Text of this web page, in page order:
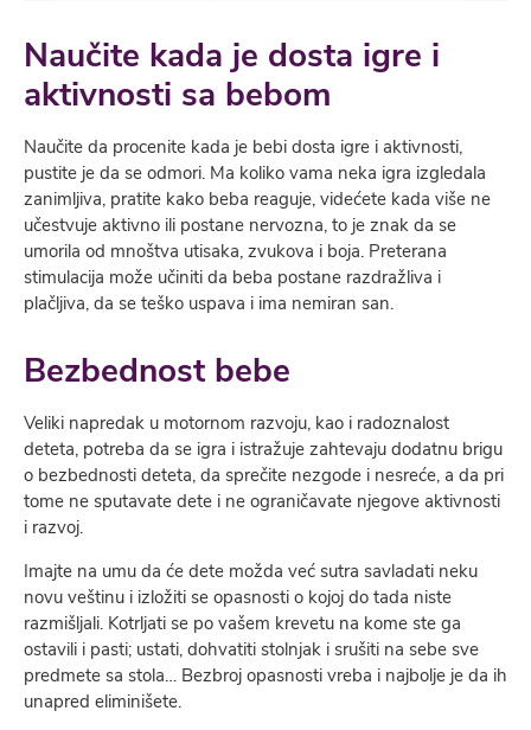
Naučite kada je dosta igre i
aktivnosti sa bebom
Naučite da procenite kada je bebi dosta igre i aktivnosti,
pustite je da se odmori. Ma koliko vama neka igra izgledala
zanimljiva, pratite kako beba reaguje, videćete kada više ne
učestvuje aktivno ili postane nervozna, to je znak da se
umorila od mnoštva utisaka, zvukova i boja. Preterana
stimulacija može učiniti da beba postane razdražliva i
plačljiva, da se teško uspava i ima nemiran san.
Bezbednost bebe
Veliki napredak u motornom razvoju, kao i radoznalost
deteta, potreba da se igra i istražuje zahtevaju dodatnu brigu
o bezbednosti deteta, da sprečite nezgode i nesreće, a da pri
tome ne sputavate dete i ne ograničavate njegove aktivnosti
i razvoj.
Imajte na umu da će dete možda već sutra savladati neku
novu veštinu i izložiti se opasnosti o kojoj do tada niste
razmišljali. Kotrljati se po vašem krevetu na kome ste ga
ostavili i pasti; ustati, dohvatiti stolnjak i srušiti na sebe sve
predmete sa stola… Bezbroj opasnosti vreba i najbolje je da ih
unapred eliminišete.